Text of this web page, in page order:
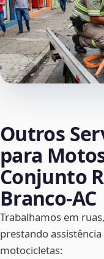
Outros
para
Conjunto
Branco‑AC
Trabalhamos em
prestando
motocicletas: